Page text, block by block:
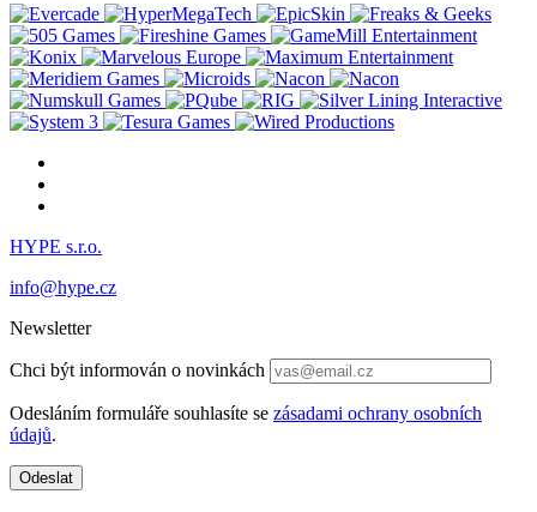
HYPE s.r.o.
info@hype.cz
Newsletter
Chci být informován o novinkách
Odesláním formuláře souhlasíte se zásadami ochrany osobních
údajů.
Odeslat